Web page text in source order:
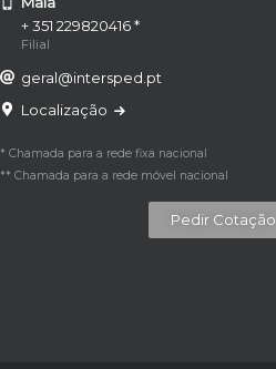
+ 351 229820416 *
Filial
geral@intersped.pt
Localização
* Chamada para a rede fixa nacional
** Chamada para a rede móvel nacional
Pedir Cotação